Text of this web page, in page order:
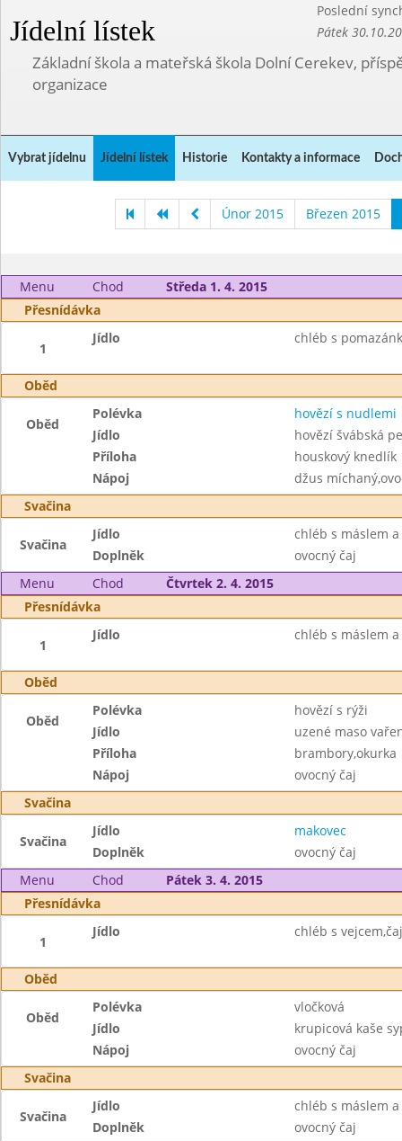
Jídelní lístek
Poslední
Pátek
Základní škola a mateřská škola Dolní Cerekev,
organizace
Vybrat jídelnu Jídelní lístek Historie Kontakty a informace
Únor 2015 Březen 2015
Menu Chod
Středa 1. 4. 2015
Přesnídávka
1
Jídlo chléb s
Oběd
Oběd
Polévka
hovězí s nudlemi
Jídlo
hovězí švábská
Příloha
houskový knedlík
Nápoj
džus
Svačina
Svačina
Jídlo
chléb s máslem
Doplněk
ovocný čaj
Menu
Chod
Čtvrtek 2. 4. 2015
Přesnídávka
1
Jídlo chléb s máslem
Oběd
Oběd
Polévka
hovězí s rýži
Jídlo
uzené maso
Příloha
brambory,okurka
Nápoj
ovocný čaj
Svačina
Svačina
Jídlo
makovec
Doplněk
ovocný čaj
Menu
Chod
Pátek 3. 4. 2015
Přesnídávka
1
Jídlo chléb s
Oběd
Oběd
Polévka
vločková
Jídlo
krupicová kaše
Nápoj
ovocný čaj
Svačina
Svačina
Jídlo
chléb s máslem
Doplněk
ovocný čaj